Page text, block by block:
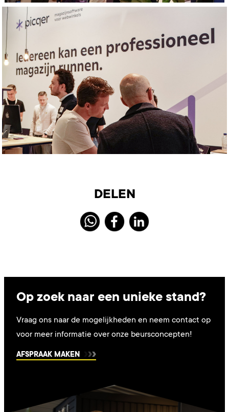
DELEN
Op zoek naar een unieke stand?
Vraag ons naar de mogelijkheden en neem contact op
voor meer informatie over onze beursconcepten!
AFSPRAAK MAKEN